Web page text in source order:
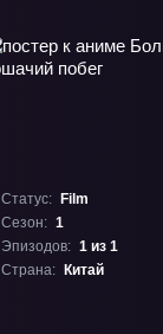
Статус:
Film
Сезон: 1
Эпизодов: 1 из 1
Страна:
Китай